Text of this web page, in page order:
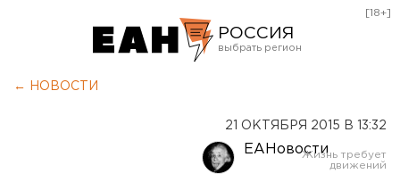
РОССИЯ
Оренбург
[18+]
← НОВОСТИ
21 ОКТЯБРЯ 2015 В 13:32
ЕАНовости